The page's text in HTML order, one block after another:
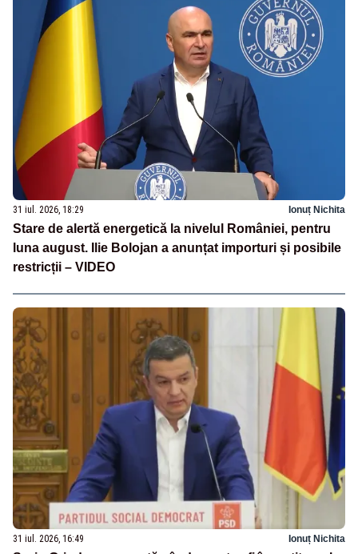
31 iul. 2026, 18:29 Ionuț Nichita
Stare de alertă energetică la nivelul României, pentru
luna august. Ilie Bolojan a anunțat importuri și posibile
restricții – VIDEO
31 iul. 2026, 16:49 Ionuț Nichita